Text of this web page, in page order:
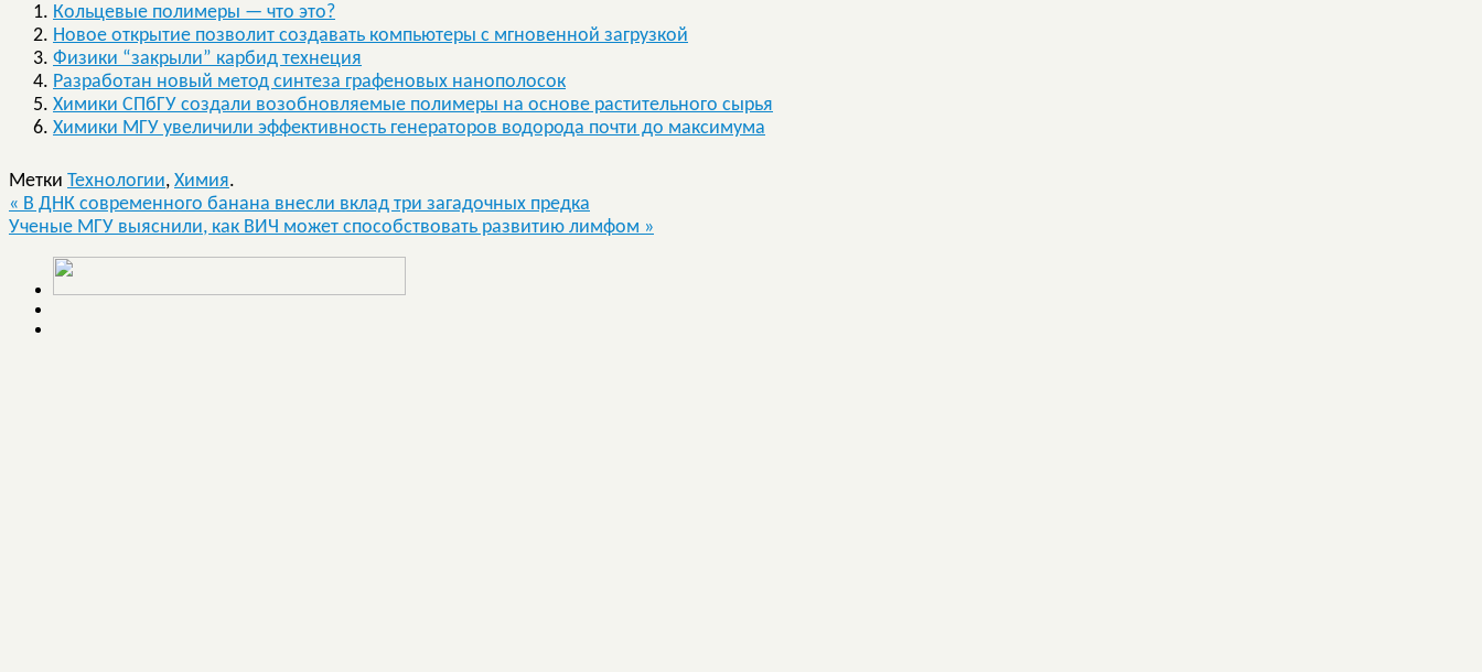
Кольцевые полимеры — что это?
Новое открытие позволит создавать компьютеры с мгновенной загрузкой
Физики “закрыли” карбид технеция
Разработан новый метод синтеза графеновых нанополосок
Химики СПбГУ создали возобновляемые полимеры на основе растительного сырья
Химики МГУ увеличили эффективность генераторов водорода почти до максимума
Метки Технологии, Химия.
« В ДНК современного банана внесли вклад три загадочных предка
Ученые МГУ выяснили, как ВИЧ может способствовать развитию лимфом »